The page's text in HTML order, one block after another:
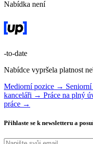
Nabídka není
-to-date
Nabídce vypršela platnost
Mediorní pozice →
kanceláři → Práce na plný
práce →
Přihlaste se k newsletteru a